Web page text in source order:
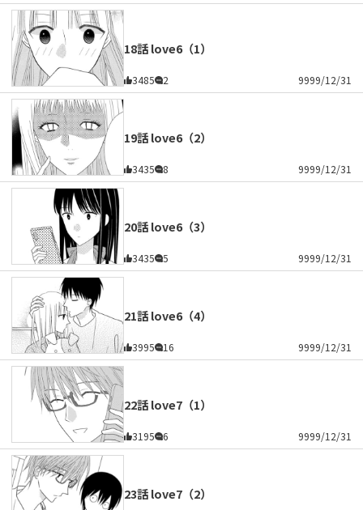
18話 love6（1）
3485 2 9999/12/31
19話 love6（2）
3435 8 9999/12/31
20話 love6（3）
3435 5 9999/12/31
21話 love6（4）
3995 16 9999/12/31
22話 love7（1）
3195 6 9999/12/31
23話 love7（2）